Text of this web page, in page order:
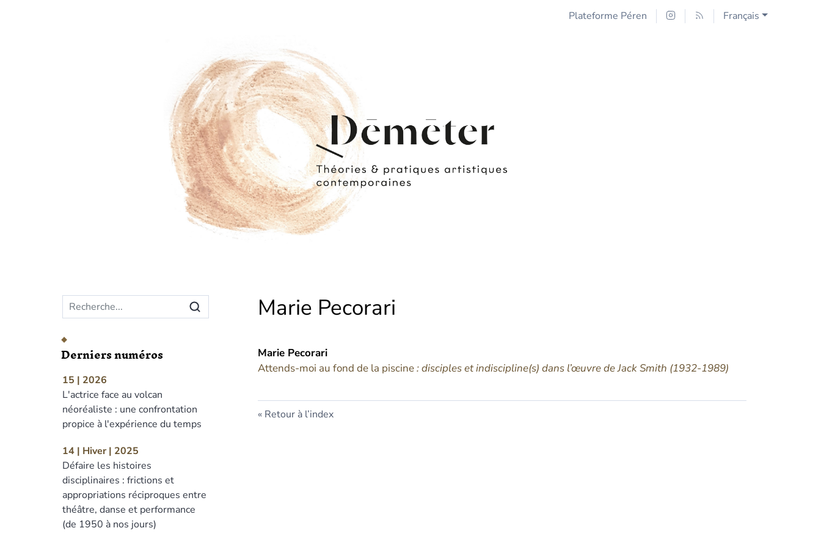
Plateforme Péren Français
Menu principal
Derniers numéros
15 | 2026
L'actrice face au volcan
néoréaliste : une confrontation
propice à l'expérience du temps
14 | Hiver | 2025
Défaire les histoires
disciplinaires : frictions et
appropriations réciproques entre
théâtre, danse et performance
(de 1950 à nos jours)
Marie Pecorari
Marie Pecorari
Attends-moi au fond de la piscine: disciples et indiscipline(s) dans l’œuvre de Jack Smith (1932-1989)
Retour à l’index